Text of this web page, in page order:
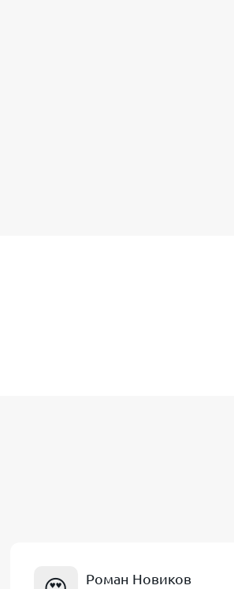
возврата
Роман Новиков